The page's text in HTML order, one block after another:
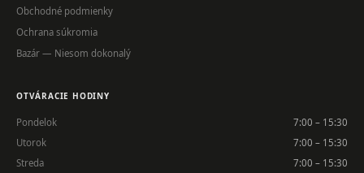
Obchodné podmienky
Ochrana súkromia
Bazár — Niesom dokonalý
OTVÁRACIE HODINY
Pondelok
7:00 – 15:30
Utorok
7:00 – 15:30
Streda
7:00 – 15:30